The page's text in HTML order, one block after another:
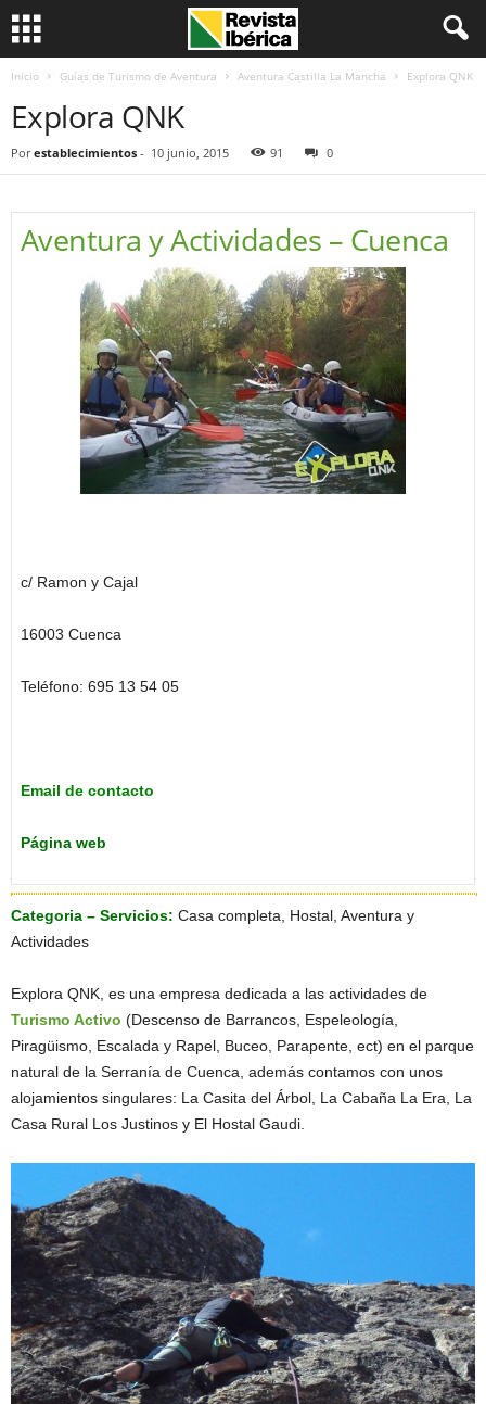
Inicio Guías de Turismo de Aventura Aventura Castilla La Mancha Explora QNK
Explora QNK
Por establecimientos - 10 junio, 2015 91 0
Aventura y Actividades – Cuenca
c/ Ramon y Cajal
16003 Cuenca
Teléfono: 695 13 54 05
Email de contacto
Página web
Categoria – Servicios: Casa completa, Hostal, Aventura y
Actividades
Explora QNK, es una empresa dedicada a las actividades de
Turismo Activo (Descenso de Barrancos, Espeleología,
Piragüismo, Escalada y Rapel, Buceo, Parapente, ect) en el parque
natural de la Serranía de Cuenca, además contamos con unos
alojamientos singulares: La Casita del Árbol, La Cabaña La Era, La
Casa Rural Los Justinos y El Hostal Gaudi.